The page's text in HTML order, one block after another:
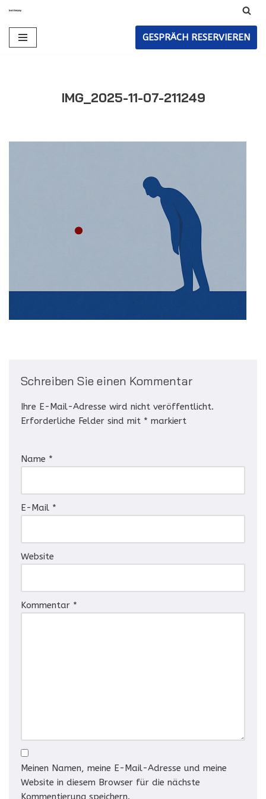
Zum
Inhalt
GESPRÄCH RESERVIEREN
IMG_2025-11-07-211249
Schreiben Sie einen Kommentar
Ihre E-Mail-Adresse wird nicht veröffentlicht.
Erforderliche Felder sind mit * markiert
Name *
E-Mail *
Website
Kommentar *
Meinen Namen, meine E-Mail-Adresse und meine
Website in diesem Browser für die nächste
Kommentierung speichern.